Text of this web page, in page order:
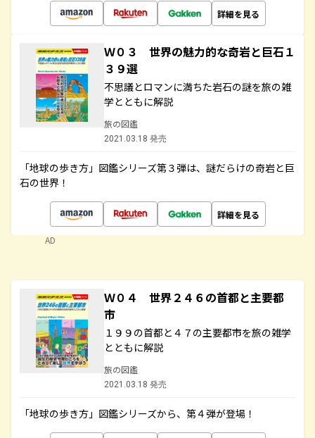
詳細を見る
Ｗ０３ 世界の魅力的な奇岩と巨石１
３９選
不思議とロマンに満ちた岩石の謎を旅の雑
学とともに解説
旅の図鑑
2021.03.18 発売
「地球の歩き方」図鑑シリーズ第３弾は、謎だらけの奇岩と巨
石の世界！
詳細を見る
AD
Ｗ０４ 世界２４６の首都と主要都
市
１９９の首都と４７の主要都市を旅の雑学
とともに解説
旅の図鑑
2021.03.18 発売
「地球の歩き方」図鑑シリーズから、第４弾が登場！